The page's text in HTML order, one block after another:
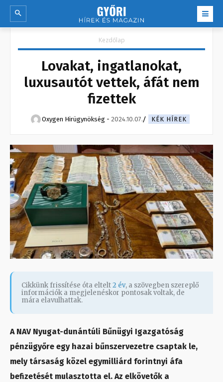
Kezdőlap
Lovakat, ingatlanokat,
luxusautót vettek, áfát nem
fizettek
Oxygen Hirügynökség - 2024.10.07. KÉK HÍREK
Cikkünk frissítése óta eltelt2 év, a szövegben szereplő
információk a megjelenéskor pontosak voltak, de
mára elavulhattak.
A NAV Nyugat-dunántúli Bűnügyi Igazgatóság
pénzügyőre egy hazai bűnszervezetre csaptak le,
mely társaság közel egymilliárd forintnyi áfa
befizetését mulasztotta el. Az elkövetők a